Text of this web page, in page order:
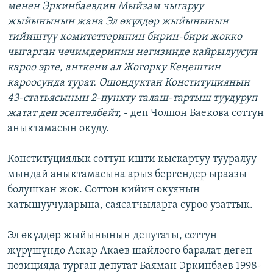
менен Эркинбаевдин Мыйзам чыгаруу
жыйынынын жана Эл өкүлдөр жыйынынын
тийиштүү комитеттеринин бирин-бири жокко
чыгарган чечимдеринин негизинде кайрылуусун
кароо эрте, анткени ал Жогорку Кеңештин
кароосунда турат. Ошондуктан Конституциянын
43-статьясынын 2-пункту талаш-тартыш туудуруп
жатат деп эсептелбейт, - деп Чолпон Баекова соттун
аныктамасын окуду.
Конституциялык соттун ишти кыскартуу тууралуу
мындай аныктамасына арыз бергендер ыраазы
болушкан жок. Соттон кийин окуянын
катышуучуларына, саясатчыларга суроо узаттык.
Эл өкүлдөр жыйынынын депутаты, соттун
жүрүшүндө Аскар Акаев шайлоого баралат деген
позицияда турган депутат Баяман Эркинбаев 1998-